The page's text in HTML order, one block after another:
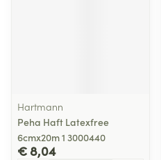
Hartmann
Peha Haft Latexfree
6cmx20m 1 3000440
€ 8,04